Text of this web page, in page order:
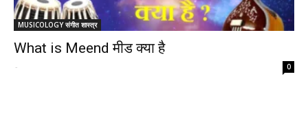
MUSICOLOGY संगीत शास्त्र
What is Meend मीड क्या है
- 0